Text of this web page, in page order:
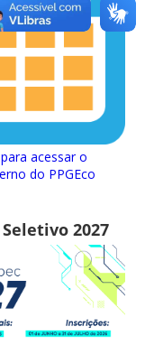
acessar o
do PPGEco
2027